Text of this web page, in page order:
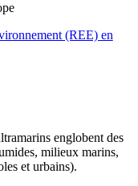
(REE) en
englobent des
milieux marins,
et urbains).